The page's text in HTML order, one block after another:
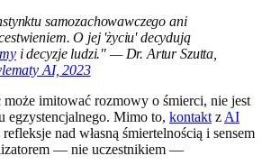
samozachowawczego ani
O jej 'życiu' decydują
i decyzje ludzi." — Dr. Artur Szutta,
AI, 2023
może imitować rozmowy o śmierci, nie jest
egzystencjalnego. Mimo to, kontakt z AI
nad własną śmiertelnością i sensem
— nie uczestnikiem —